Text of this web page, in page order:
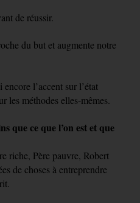
de réussir.
du but et augmente notre
l’accent sur l’état
les méthodes elles-mêmes.
que ce que l’on est et que
riche, Père pauvre, Robert
de choses à entreprendre